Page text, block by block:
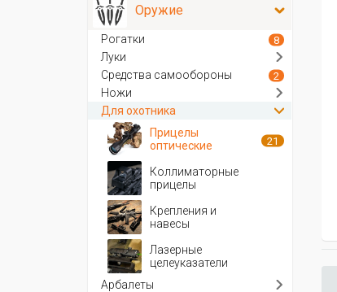
Оружие
Рогатки 8
Луки
Средства самообороны
2
Ножи
Для охотника
Прицелы
оптические
21
Коллиматорные
прицелы
Крепления и
навесы
Лазерные
целеуказатели
Арбалеты